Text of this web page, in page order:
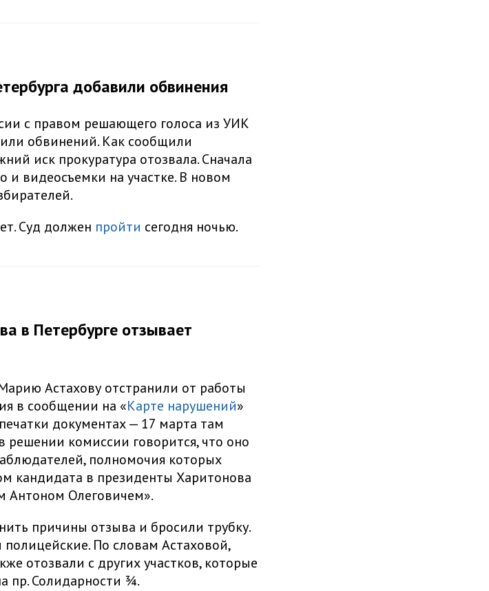
добавили обвинения
с правом решающего голоса из УИК
обвинений. Как сообщили
иск прокуратура отозвала. Сначала
и видеосъемки на участке. В новом
Суд должен пройти сегодня ночью.
в Петербурге отзывает
Астахову отстранили от работы
в сообщении на «Карте нарушений»
документах — 17 марта там
решении комиссии говорится, что оно
полномочия которых
кандидата в президенты Харитонова
Антоном Олеговичем».
причины отзыва и бросили трубку.
полицейские. По словам Астаховой,
отозвали с других участков, которые
пр. Солидарности ¾.